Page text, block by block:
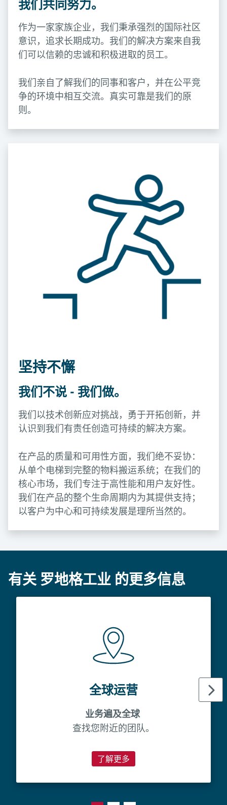
我们共同努力。
作为一家家族企业，我们秉承强烈的国际社区
意识，追求长期成功。我们的解决方案来自我
们可以信赖的忠诚和积极进取的员工。
我们亲自了解我们的同事和客户，并在公平竞
争的环境中相互交流。真实可靠是我们的原
则。
坚持不懈
我们不说 - 我们做。
我们以技术创新应对挑战，勇于开拓创新，并
认识到我们有责任创造可持续的解决方案。
在产品的质量和可用性方面，我们绝不妥协：
从单个电梯到完整的物料搬运系统；在我们的
核心市场，我们专注于高性能和用户友好性。
我们在产品的整个生命周期内为其提供支持；
以客户为中心和可持续发展是理所当然的。
有关 罗地格工业 的更多信息
全球运营
业务遍及全球
查找您附近的团队。
了解更多